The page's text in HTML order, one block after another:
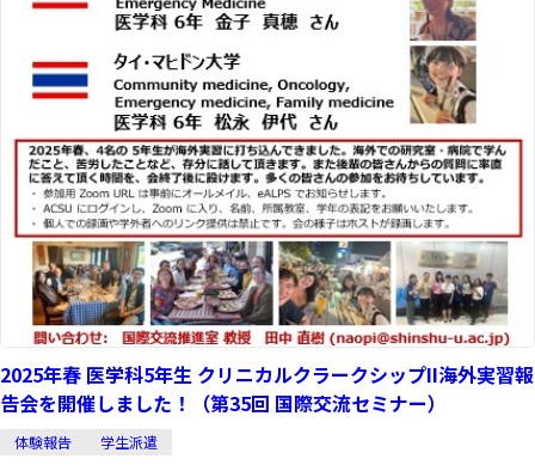
2025年春 医学科5年生 クリニカルクラークシップII海外実習報
告会を開催しました！（第35回 国際交流セミナー）
体験報告 学生派遣